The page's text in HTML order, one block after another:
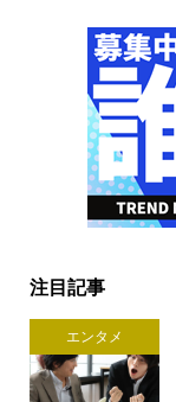
注目記事
エンタメ